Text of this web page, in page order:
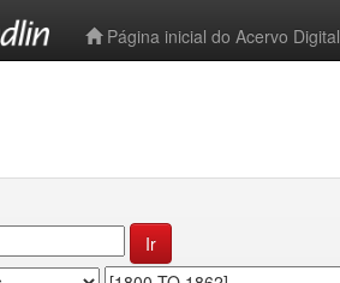
Página inicial do Acervo Digital